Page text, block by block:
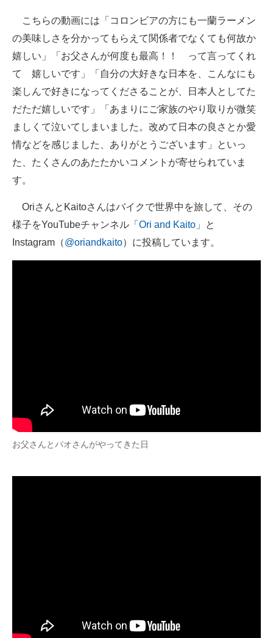
こちらの動画には「コロンビアの方にも一蘭ラーメン
の美味しさを分かってもらえて関係者でなくても何故か
嬉しい」「お父さんが何度も最高！！ って言ってくれ
て 嬉しいです」「自分の大好きな日本を、こんなにも
楽しんで好きになってくださることが、日本人としてた
だただ嬉しいです」「あまりにご家族のやり取りが微笑
ましくて泣いてしまいました。改めて日本の良さとか愛
情などを感じました、ありがとうございます」といっ
た、たくさんのあたたかいコメントが寄せられていま
す。
OriさんとKaitoさんはバイクで世界中を旅して、その
様子をYouTubeチャンネル「 Ori and Kaito 」と
Instagram（@oriandkaito）に投稿しています。
お父さんとパオさんがやってきた日